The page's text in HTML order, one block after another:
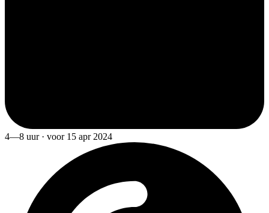
4—8 uur · voor 15 apr 2024